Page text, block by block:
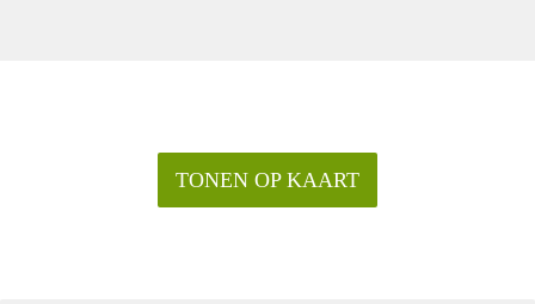
TONEN OP KAART